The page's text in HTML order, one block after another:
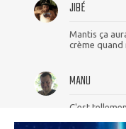
JIBÉ
Mantis ça
crème quand
MANU
C'est